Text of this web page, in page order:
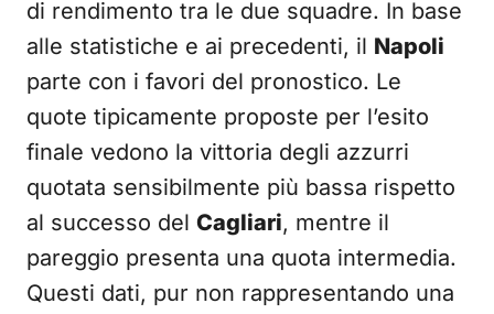
di rendimento tra le due squadre. In base
alle statistiche e ai precedenti, il Napoli
parte con i favori del pronostico. Le
quote tipicamente proposte per l’esito
finale vedono la vittoria degli azzurri
quotata sensibilmente più bassa rispetto
al successo del Cagliari, mentre il
pareggio presenta una quota intermedia.
Questi dati, pur non rappresentando una